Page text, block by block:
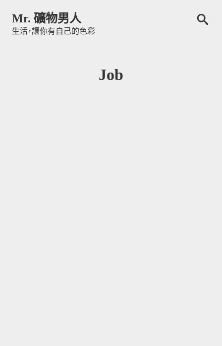
Mr. 礦物男人
生活，讓你有自己的色彩
標籤
:
Job